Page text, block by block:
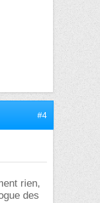
#4
rien,
des